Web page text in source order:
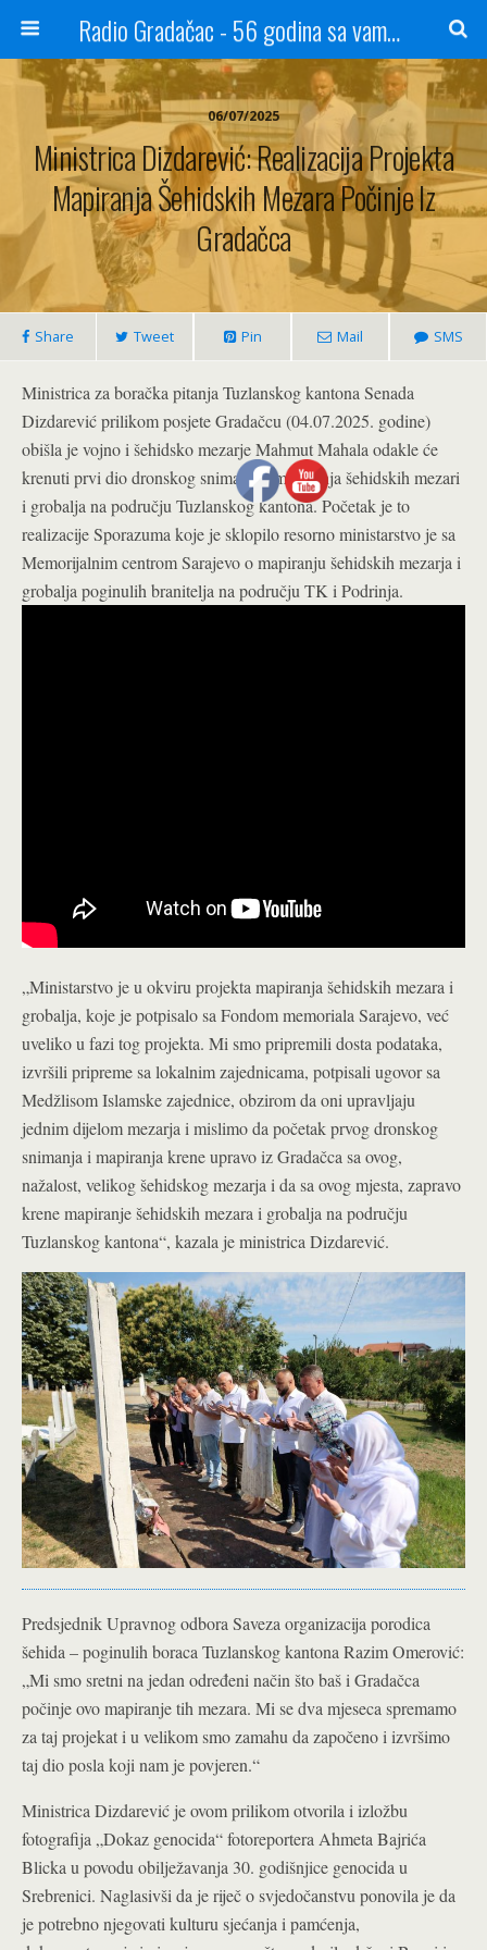
Radio Gradačac - 56 godina sa vama...
06/07/2025
Ministrica Dizdarević: Realizacija Projekta
Mapiranja Šehidskih Mezara Počinje Iz
Gradačca
Share Tweet Pin Mail SMS
Ministrica za boračka pitanja Tuzlanskog kantona Senada
Dizdarević prilikom posjete Gradačcu (04.07.2025. godine)
obišla je vojno i šehidsko mezarje Mahmut Mahala odakle će
krenuti prvi dio dronskog snimanja i mapiranja šehidskih mezari
i grobalja na području Tuzlanskog kantona. Početak je to
realizacije Sporazuma koje je sklopilo resorno ministarstvo je sa
Memorijalnim centrom Sarajevo o mapiranju šehidskih mezarja i
grobalja poginulih branitelja na području TK i Podrinja.
„Ministarstvo je u okviru projekta mapiranja šehidskih mezara i
grobalja, koje je potpisalo sa Fondom memoriala Sarajevo, već
uveliko u fazi tog projekta. Mi smo pripremili dosta podataka,
izvršili pripreme sa lokalnim zajednicama, potpisali ugovor sa
Medžlisom Islamske zajednice, obzirom da oni upravljaju
jednim dijelom mezarja i mislimo da početak prvog dronskog
snimanja i mapiranja krene upravo iz Gradačca sa ovog,
nažalost, velikog šehidskog mezarja i da sa ovog mjesta, zapravo
krene mapiranje šehidskih mezara i grobalja na području
Tuzlanskog kantona“, kazala je ministrica Dizdarević.
Predsjednik Upravnog odbora Saveza organizacija porodica
šehida – poginulih boraca Tuzlanskog kantona Razim Omerović:
„Mi smo sretni na jedan određeni način što baš i Gradačca
počinje ovo mapiranje tih mezara. Mi se dva mjeseca spremamo
za taj projekat i u velikom smo zamahu da započeno i izvršimo
taj dio posla koji nam je povjeren.“
Ministrica Dizdarević je ovom prilikom otvorila i izložbu
fotografija „Dokaz genocida“ fotoreportera Ahmeta Bajrića
Blicka u povodu obilježavanja 30. godišnjice genocida u
Srebrenici. Naglasivši da je riječ o svjedočanstvu ponovila je da
je potrebno njegovati kulturu sjećanja i pamćenja,